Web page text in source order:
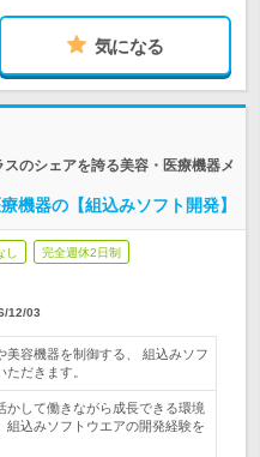
気になる
のシェアを誇る美容・医療機器メ
機器の【組込みソフト開発】
し 完全週休2日制
12/03
美容機器を制御する、 組込みソフ
ただきます。
かして働きながら成長できる環境
込みソフトウエアの開発経験を